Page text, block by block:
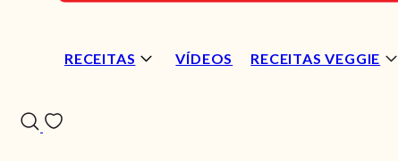
RECEITAS VÍDEOS RECEITAS VEGGIE